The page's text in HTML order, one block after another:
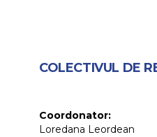
COLECTIVUL DE
Coordonator:
Loredana Leordean